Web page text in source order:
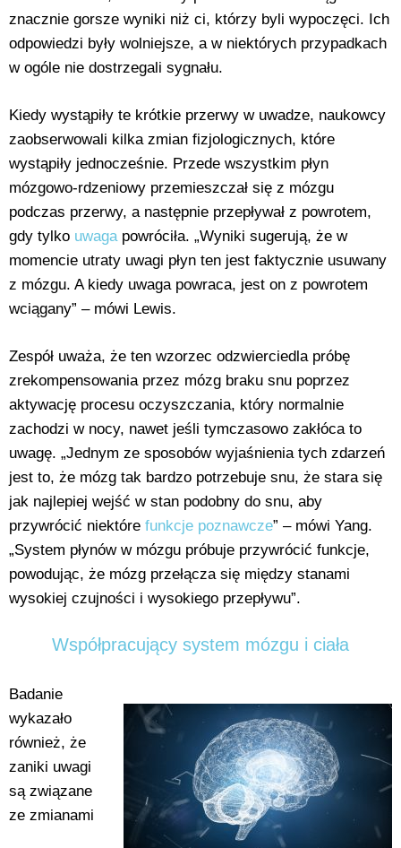
znacznie gorsze wyniki niż ci, którzy byli wypoczęci. Ich
odpowiedzi były wolniejsze, a w niektórych przypadkach
w ogóle nie dostrzegali sygnału.
Kiedy wystąpiły te krótkie przerwy w uwadze, naukowcy
zaobserwowali kilka zmian fizjologicznych, które
wystąpiły jednocześnie. Przede wszystkim płyn
mózgowo-rdzeniowy przemieszczał się z mózgu
podczas przerwy, a następnie przepływał z powrotem,
gdy tylko uwagapowróciła. „Wyniki sugerują, że w
momencie utraty uwagi płyn ten jest faktycznie usuwany
z mózgu. A kiedy uwaga powraca, jest on z powrotem
wciągany” – mówi Lewis.
Zespół uważa, że ten wzorzec odzwierciedla próbę
zrekompensowania przez mózg braku snu poprzez
aktywację procesu oczyszczania, który normalnie
zachodzi w nocy, nawet jeśli tymczasowo zakłóca to
uwagę. „Jednym ze sposobów wyjaśnienia tych zdarzeń
jest to, że mózg tak bardzo potrzebuje snu, że stara się
jak najlepiej wejść w stan podobny do snu, aby
przywrócić niektóre funkcje poznawcze” – mówi Yang.
„System płynów w mózgu próbuje przywrócić funkcje,
powodując, że mózg przełącza się między stanami
wysokiej czujności i wysokiego przepływu”.
Współpracujący system mózgu i ciała
Badanie
wykazało
również, że
zaniki uwagi
są związane
ze zmianami